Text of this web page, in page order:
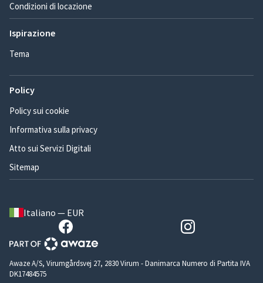
Condizioni di locazione
Ispirazione
Tema
Policy
Policy sui cookie
Informativa sulla privacy
Atto sui Servizi Digitali
Sitemap
Italiano — EUR
Awaze A/S, Virumgårdsvej 27, 2830 Virum - Danimarca Numero di Partita IVA
DK17484575